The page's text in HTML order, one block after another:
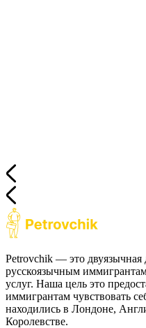
Petrovchik — это
русскоязычным
услуг. Наша цель это
иммигрантам чувствовать
находились в Лондоне,
Королевстве.